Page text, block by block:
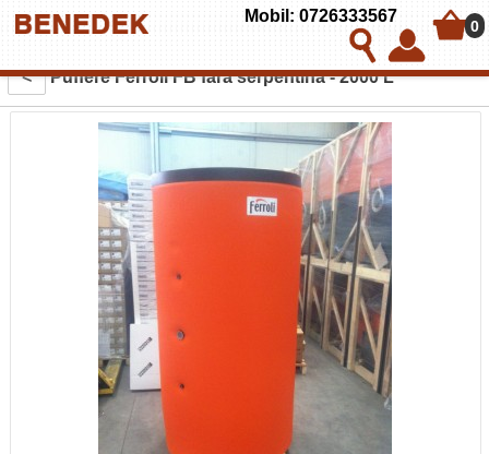
Mobil: 0726333567
0
< Puffere Ferroli FB fara serpentina - 2000 L